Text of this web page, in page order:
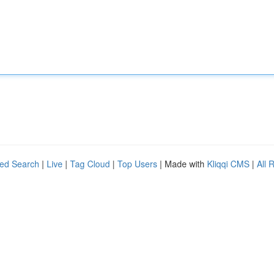
Search | Live | Tag Cloud | Top Users | Made with Kliqqi CMS | All